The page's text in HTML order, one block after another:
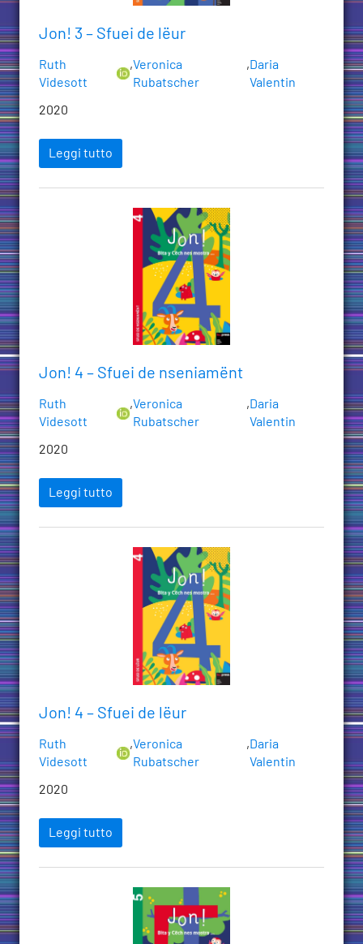
Jon! 3 – Sfuei de lëur
Ruth
Videsott
,Veronica
Rubatscher
,Daria
Valentin
2020
Leggi tutto
Jon! 4 – Sfuei de nseniamënt
Ruth
Videsott
,Veronica
Rubatscher
,Daria
Valentin
2020
Leggi tutto
Jon! 4 – Sfuei de lëur
Ruth
Videsott
,Veronica
Rubatscher
,Daria
Valentin
2020
Leggi tutto